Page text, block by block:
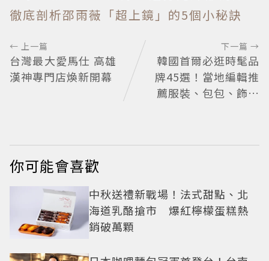
徹底剖析邵雨薇「超上鏡」的5個小秘訣
← 上一篇
台灣最大愛馬仕 高雄
漢神專門店煥新開幕
下一篇 →
韓國首爾必逛時髦品
牌45選！當地編輯推
薦服裝、包包、飾品
你可能會喜歡
中秋送禮新戰場！法式甜點、北
海道乳酪搶市 爆紅檸檬蛋糕熱
銷破萬顆